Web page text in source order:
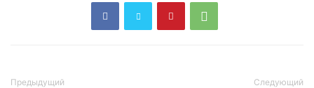
Предыдущий Следующий